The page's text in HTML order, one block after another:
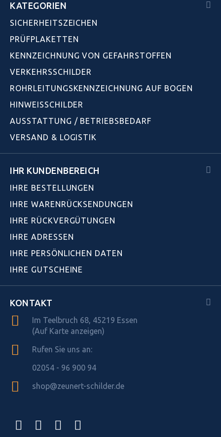
KATEGORIEN
SICHERHEITSZEICHEN
PRÜFPLAKETTEN
KENNZEICHNUNG VON GEFAHRSTOFFEN
VERKEHRSSCHILDER
ROHRLEITUNGSKENNZEICHNUNG AUF BOGEN
HINWEISSCHILDER
AUSSTATTUNG / BETRIEBSBEDARF
VERSAND & LOGISTIK
IHR KUNDENBEREICH
IHRE BESTELLUNGEN
IHRE WARENRÜCKSENDUNGEN
IHRE RÜCKVERGÜTUNGEN
IHRE ADRESSEN
IHRE PERSÖNLICHEN DATEN
IHRE GUTSCHEINE
KONTAKT
Im Teelbruch 68, 45219 Essen
(Auf Karte anzeigen)
Rufen Sie uns an:
02054 - 96 900 94
shop@zeunert-schilder.de